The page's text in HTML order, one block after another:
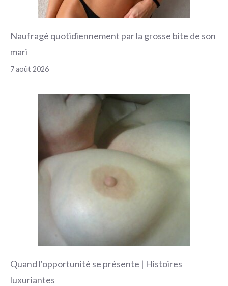
Naufragé quotidiennement par la grosse bite de son
mari
7 août 2026
Quand l'opportunité se présente | Histoires
luxuriantes